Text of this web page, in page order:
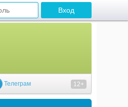
Телеграм 12+